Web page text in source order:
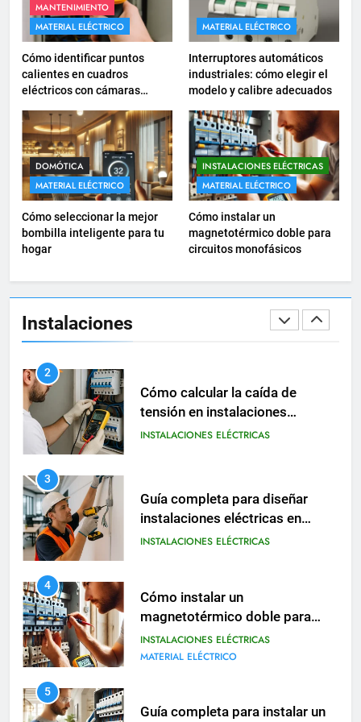
MANTENIMIENTO
MATERIAL ELÉCTRICO
Cómo identificar puntos
calientes en cuadros
eléctricos con cámaras
MATERIAL ELÉCTRICO
Interruptores automáticos
industriales: cómo elegir el
modelo y calibre adecuados
DOMÓTICA
MATERIAL ELÉCTRICO
Cómo seleccionar la mejor
bombilla inteligente para tu
hogar
INSTALACIONES ELÉCTRICAS
MATERIAL ELÉCTRICO
Cómo instalar un
magnetotérmico doble para
circuitos monofásicos
Instalaciones
INSTALACIONES ELÉCTRICAS
18
Cómo realizar un proyecto de
instalación eléctrica en casa.
INSTALACIONES ELÉCTRICAS
1
Guía práctica para diseñar
instalaciones eléctricas en
oficinas
INSTALACIONES ELÉCTRICAS
tensión en instalaciones
eléctricas residenciales
3
Guía completa para diseñar
instalaciones eléctricas en
oficinas modernas
INSTALACIONES ELÉCTRICAS
4
Cómo instalar un
magnetotérmico doble para
INSTALACIONES ELÉCTRICAS
MATERIAL ELÉCTRICO
5
Guía completa para instalar un
cuadro eléctrico modular en
viviendas
INSTALACIONES ELÉCTRICAS
6
Cómo realizar una instalación